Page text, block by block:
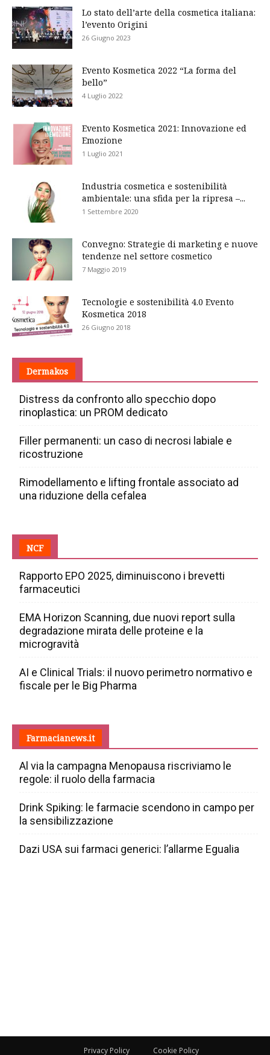
Lo stato dell’arte della cosmetica italiana:
l’evento Origini
26 Giugno 2023
Evento Kosmetica 2022 “La forma del
bello”
4 Luglio 2022
Evento Kosmetica 2021: Innovazione ed
Emozione
1 Luglio 2021
Industria cosmetica e sostenibilità
ambientale: una sfida per la ripresa –...
1 Settembre 2020
Convegno: Strategie di marketing e nuove
tendenze nel settore cosmetico
7 Maggio 2019
Tecnologie e sostenibilità 4.0 Evento
Kosmetica 2018
26 Giugno 2018
Dermakos
Distress da confronto allo specchio dopo
rinoplastica: un PROM dedicato
Filler permanenti: un caso di necrosi labiale e
ricostruzione
Rimodellamento e lifting frontale associato ad
una riduzione della cefalea
NCF
Rapporto EPO 2025, diminuiscono i brevetti
farmaceutici
EMA Horizon Scanning, due nuovi report sulla
degradazione mirata delle proteine e la
microgravità
AI e Clinical Trials: il nuovo perimetro normativo e
fiscale per le Big Pharma
Farmacianews.it
Al via la campagna Menopausa riscriviamo le
regole: il ruolo della farmacia
Drink Spiking: le farmacie scendono in campo per
la sensibilizzazione
Dazi USA sui farmaci generici: l’allarme Egualia
Privacy Policy Cookie Policy